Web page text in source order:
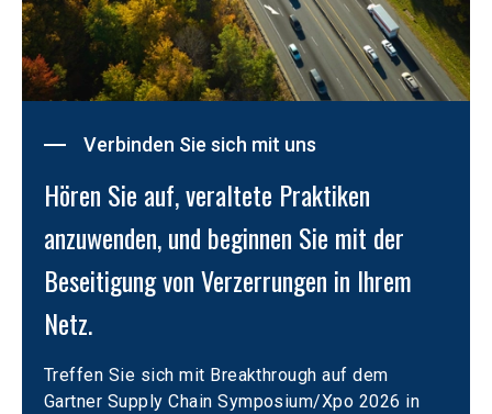
Verbinden Sie sich mit uns
Hören Sie auf, veraltete Praktiken
anzuwenden, und beginnen Sie mit der
Beseitigung von Verzerrungen in Ihrem
Netz.
Treffen Sie sich mit Breakthrough auf dem
Gartner Supply Chain Symposium/Xpo 2026 in